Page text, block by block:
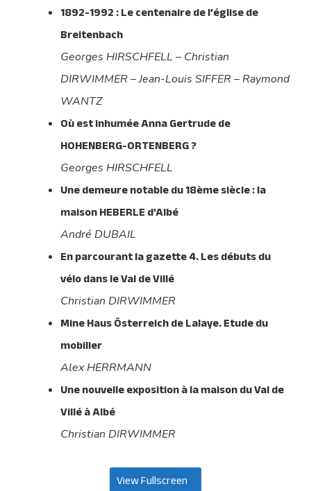
1892-1992 : Le centenaire de l’église de
Breitenbach
Georges HIRSCHFELL – Christian
DIRWIMMER – Jean-Louis SIFFER – Raymond
WANTZ
Où est inhumée Anna Gertrude de
HOHENBERG-ORTENBERG ?
Georges HIRSCHFELL
Une demeure notable du 18ème siècle : la
maison HEBERLE d’Albé
André DUBAIL
En parcourant la gazette 4. Les débuts du
vélo dans le Val de Villé
Christian DIRWIMMER
Mine Haus Österreich de Lalaye. Etude du
mobilier
Alex HERRMANN
Une nouvelle exposition à la maison du Val de
Villé à Albé
Christian DIRWIMMER
View Fullscreen